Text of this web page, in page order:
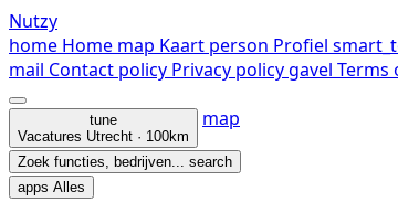
Nutzy
home Home map Kaart person Profiel
mail Contact policy Privacy policygavel Terms
tune
Vacatures Utrecht · 100km
map
Zoek functies, bedrijven... search
apps Alles